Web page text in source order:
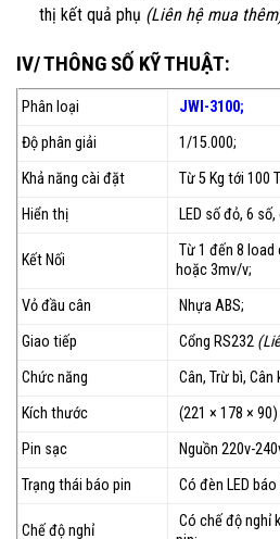
thị kết quả phụ (Liên hệ mua
IV/ THÔNG SỐ KỸ THUẬT:
Phân loại
JWI-3100;
Độ phân giải
1/15.000;
Khả năng cài đặt
Từ 5 Kg tới 100
Hiển thị
LED số đỏ, 6
Kết Nối
Từ 1 đến 8
hoặc 3mv/v;
Vỏ đầu cân
Nhựa ABS;
Giao tiếp
Cổng RS232
Chức năng
Cân, Trừ bì,
Kích thước
(221 × 178 ×
Pin sạc
Nguồn 220v-
Trạng thái báo pin
Có đèn LED
Chế độ nghỉ
Có chế độ nghỉ